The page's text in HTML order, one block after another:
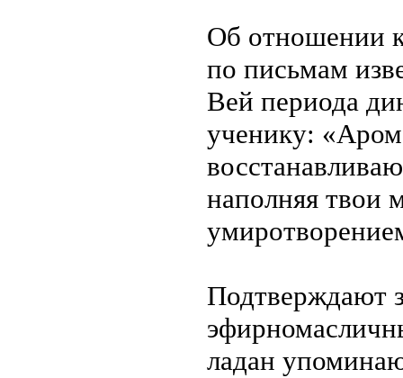
Об отношении
по письмам
Вей периода
ученику:
наполняя твои
Подтверждают
ладан